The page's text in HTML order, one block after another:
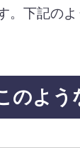
。下記の
のよう